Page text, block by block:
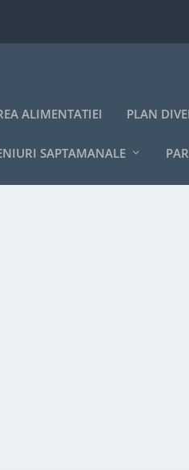
ALIMENTATIEI PLAN
SAPTAMANALE